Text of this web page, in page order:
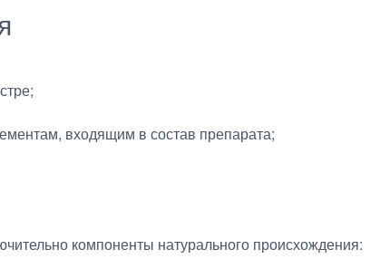
входящим в состав препарата;
компоненты натурального происхождения: